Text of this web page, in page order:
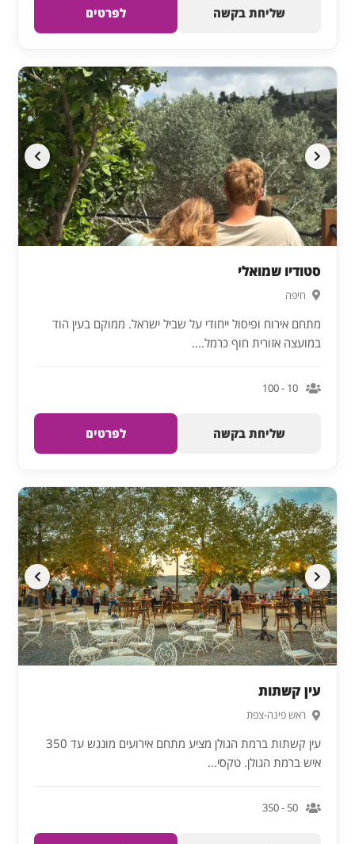
שליחת בקשה לפרטים
סטודיו שמואלי
חיפה
מתחם אירוח ופיסול ייחודי על שביל ישראל. ממוקם בעין הוד
במועצה אזורית חוף כרמל....
10 - 100
שליחת בקשה לפרטים
עין קשתות
ראש פינה-צפת
עין קשתות ברמת הגולן מציע מתחם אירועים מונגש עד 350
איש ברמת הגולן. טקסי...
50 - 350